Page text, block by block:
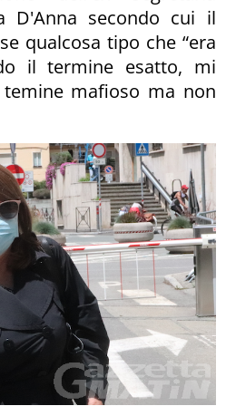
D'Anna secondo cui il
qualcosa tipo che “era
il termine esatto, mi
mafioso ma non